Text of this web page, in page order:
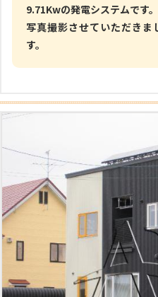
9.71Kwの発電システムです
写真撮影させていただきま
す。